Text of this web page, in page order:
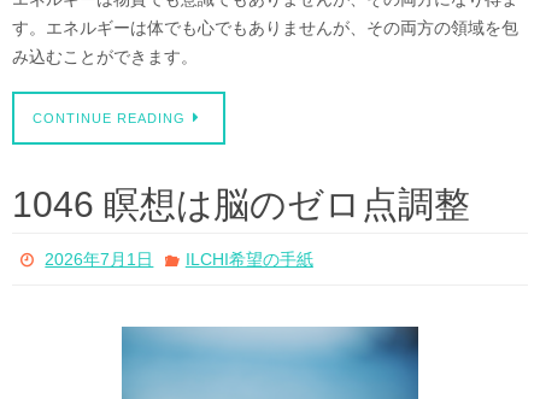
す。エネルギーは体でも心でもありませんが、その両方の領域を包
み込むことができます。
CONTINUE READING
1046 瞑想は脳のゼロ点調整
2026年7月1日 ILCHI希望の手紙